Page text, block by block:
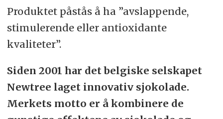
Produktet påstås å ha ”avslappende,
stimulerende eller antioxidante
kvaliteter”.
Siden 2001 har det belgiske selskapet
Newtree laget innovativ sjokolade.
Merkets motto er å kombinere de